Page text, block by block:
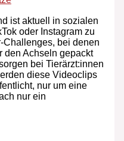
ist aktuell in sozialen
oder Instagram zu
Challenges, bei denen
den Achseln gepackt
bei Tierärzt:innen
diese Videoclips
nur um eine
nur ein